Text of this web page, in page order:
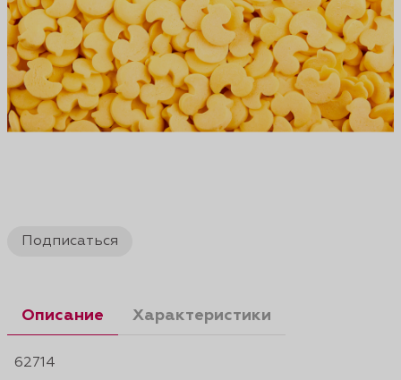
Подписаться
Описание Характеристики
62714